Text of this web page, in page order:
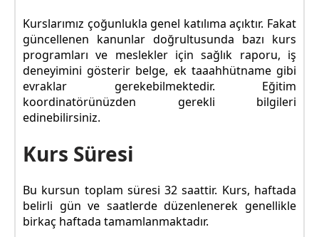
Kurslarımız çoğunlukla genel katılıma açıktır. Fakat
güncellenen kanunlar doğrultusunda bazı kurs
programları ve meslekler için sağlık raporu, iş
deneyimini gösterir belge, ek taaahhütname gibi
evraklar gerekebilmektedir. Eğitim
koordinatörünüzden gerekli bilgileri
edinebilirsiniz.
Kurs Süresi
Bu kursun toplam süresi 32 saattir. Kurs, haftada
belirli gün ve saatlerde düzenlenerek genellikle
birkaç haftada tamamlanmaktadır.